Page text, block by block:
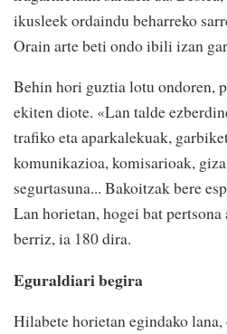
ikusleek ordaindu beharreko
Orain arte beti ondo ibili izan
Behin hori guztia lotu ondoren,
ekiten diote. «Lan talde
trafiko eta aparkalekuak,
komunikazioa, komisarioak,
segurtasuna... Bakoitzak bere
Lan horietan, hogei bat
berriz, ia 180 dira.
Eguraldiari begira
Hilabete horietan egindako lana,